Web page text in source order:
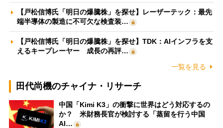
【戸松信博氏「明日の爆騰株」を探せ】レーザーテック：最先
端半導体の製造に不可欠な検査装…
【戸松信博氏「明日の爆騰株」を探せ】TDK：AIインフラを支
えるキープレーヤー 成長の再評…
一覧を見る
田代尚機のチャイナ・リサーチ
中国「Kimi K3」の衝撃に世界はどう対応するの
か？ 米財務長官が検討する「蒸留を行う中国
AI…